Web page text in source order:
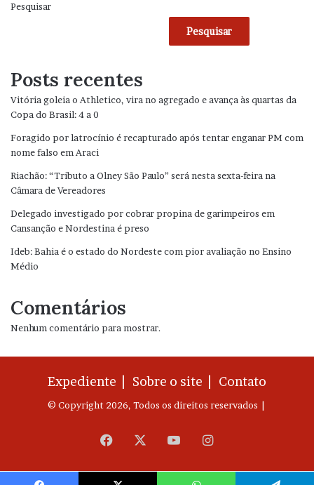
Pesquisar
Pesquisar
Posts recentes
Vitória goleia o Athletico, vira no agregado e avança às quartas da
Copa do Brasil: 4 a 0
Foragido por latrocínio é recapturado após tentar enganar PM com
nome falso em Araci
Riachão: “Tributo a Olney São Paulo” será nesta sexta-feira na
Câmara de Vereadores
Delegado investigado por cobrar propina de garimpeiros em
Cansanção e Nordestina é preso
Ideb: Bahia é o estado do Nordeste com pior avaliação no Ensino
Médio
Comentários
Nenhum comentário para mostrar.
Expediente | Sobre o site | Contato
© Copyright 2026, Todos os direitos reservados |
Facebook YouTubeInstagram